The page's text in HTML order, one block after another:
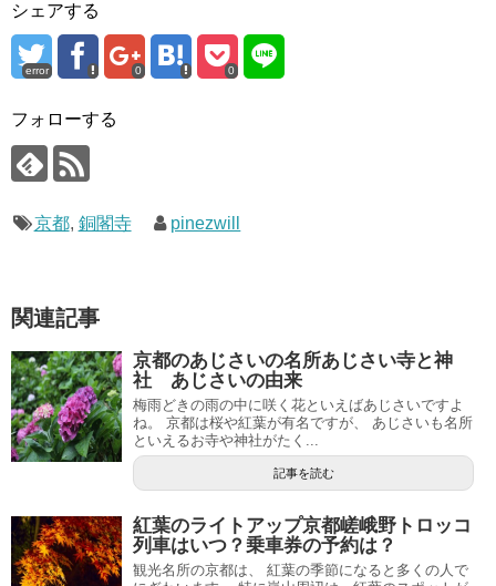
シェアする
error 0 0
フォローする
京都, 銅閣寺 pinezwill
関連記事
京都のあじさいの名所あじさい寺と神
社 あじさいの由来
梅雨どきの雨の中に咲く花といえばあじさいですよ
ね。 京都は桜や紅葉が有名ですが、 あじさいも名所
といえるお寺や神社がたく...
記事を読む
紅葉のライトアップ京都嵯峨野トロッコ
列車はいつ？乗車券の予約は？
観光名所の京都は、 紅葉の季節になると多くの人で